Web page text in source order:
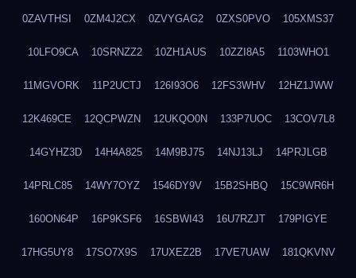
0ZAVTHSI 0ZM4J2CX 0ZVYGAG2 0ZXS0PVO 105XMS37
10LFO9CA 10SRNZZ2 10ZH1AUS 10ZZI8A5 1103WHO1
11MGVORK 11P2UCTJ 126I93O6 12FS3WHV 12HZ1JWW
12K469CE 12QCPWZN 12UKQO0N 133P7UOC 13COV7L8
14GYHZ3D 14H4A825 14M9BJ75 14NJ13LJ 14PRJLGB
14PRLC85 14WY7OYZ 1546DY9V 15B2SHBQ 15C9WR6H
160ON64P 16P9KSF6 16SBWI43 16U7RZJT 179PIGYE
17HG5UY8 17SO7X9S 17UXEZ2B 17VE7UAW 181QKVNV